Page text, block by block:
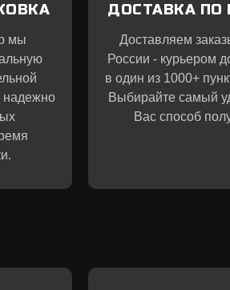
мы
надежно
ДОСТАВКА ПО
Доставляем
России - курьером
в один из 1000+
Выбирайте самый
Вас способ